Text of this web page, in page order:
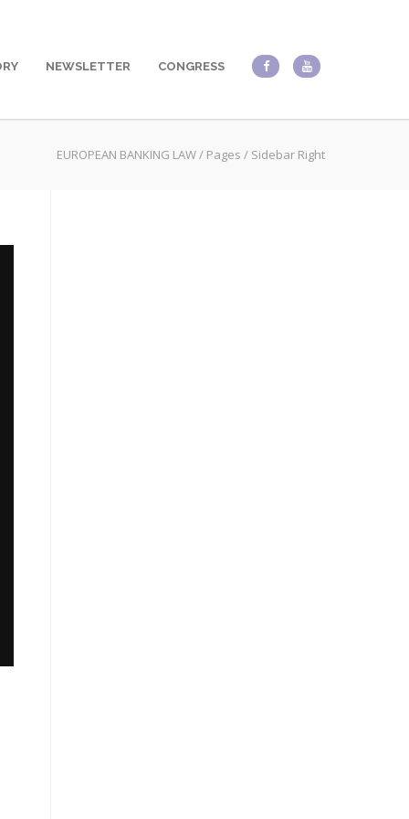
NEWSLETTER CONGRESS
EUROPEAN BANKING LAW/ Pages / Sidebar Right